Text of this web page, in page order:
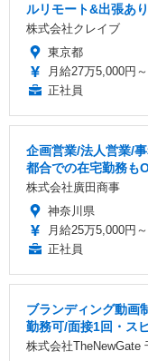
ルリモート&出張あ
株式会社クレイブ
東京都
月給27万5,000円
正社員
企画営業/法人営業/
都合での在宅勤務も
株式会社廣田商事
神奈川県
月給25万5,000円～
正社員
ブランディング動画
勤務可/面接1回・ス
株式会社TheNewGate